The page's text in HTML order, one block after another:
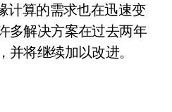
计算的需求也在迅速变
多解决方案在过去两年
将继续加以改进。